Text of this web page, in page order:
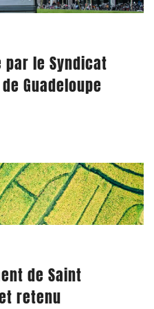
par le Syndicat
Guadeloupe
de Saint
retenu